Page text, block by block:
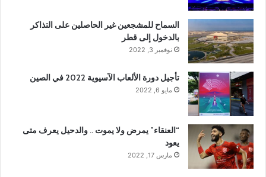
السماح للمشجعين غير الحاصلين على التذاكر
بالدخول إلى قطر
نوفمبر 3, 2022
تأجيل دورة الألعاب الآسيوية 2022 في الصين
مايو 6, 2022
“العنقاء” يمرض ولا يموت .. والدحيل يعرف متى
يعود
مارس 17, 2022